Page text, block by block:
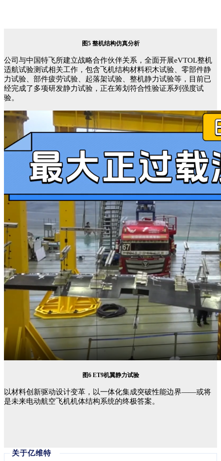
图5 整机结构仿真分析
公司与中国特飞所建立战略合作伙伴关系，全面开展eVTOL整机
适航试验测试相关工作，包含飞机结构材料积木试验、零部件静
力试验、部件疲劳试验、起落架试验、整机静力试验等，目前已
经完成了多项研发静力试验，正在筹划符合性验证系列强度试
验。
图6 ET9机翼静力试验
以材料创新驱动设计变革，以一体化集成突破性能边界——或将
是未来电动航空飞机机体结构系统的终极答案。
关于亿维特